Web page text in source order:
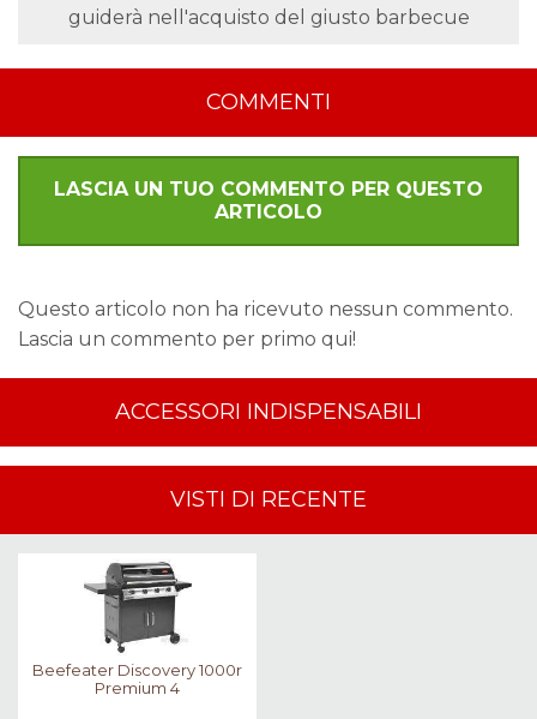
guiderà nell'acquisto del giusto barbecue
COMMENTI
LASCIA UN TUO COMMENTO PER QUESTO
ARTICOLO
Questo articolo non ha ricevuto nessun commento.
Lascia un commento per primo qui!
ACCESSORI INDISPENSABILI
VISTI DI RECENTE
Beefeater Discovery 1000r
Premium 4